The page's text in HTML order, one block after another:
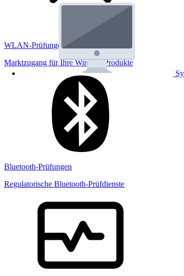
WLAN-Prüfungen
Marktzugang für Ihre Wireless Produkte
Bluetooth-Prüfungen
Regulatorische Bluetooth-Prüfdienste